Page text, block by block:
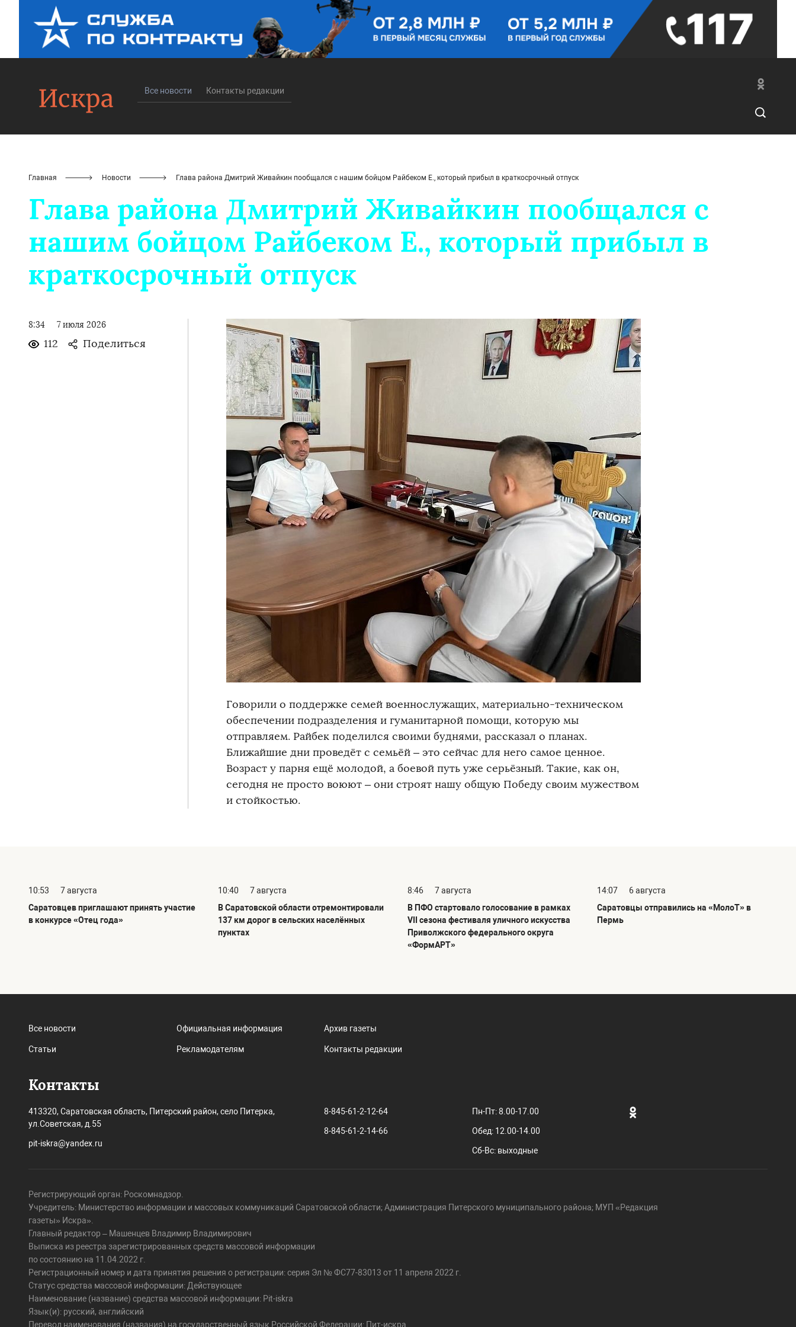
Все новости Контакты редакции
Главная Новости Глава района Дмитрий Живайкин пообщался с нашим бойцом Райбеком Е., который прибыл в краткосрочный отпуск
Глава района Дмитрий Живайкин пообщался с
нашим бойцом Райбеком Е., который прибыл в
краткосрочный отпуск
8:34 7 июля 2026
112 Поделиться
Говорили о поддержке семей военнослужащих, материально-техническом
обеспечении подразделения и гуманитарной помощи, которую мы
отправляем. Райбек поделился своими буднями, рассказал о планах.
Ближайшие дни проведёт с семьёй – это сейчас для него самое ценное.
Возраст у парня ещё молодой, а боевой путь уже серьёзный. Такие, как он,
сегодня не просто воюют – они строят нашу общую Победу своим мужеством
и стойкостью.
10:53
7 августа
Саратовцев приглашают принять участие
в конкурсе «Отец года»
10:40
7 августа
В Саратовской области отремонтировали
137 км дорог в сельских населённых
пунктах
8:46
7 августа
В ПФО стартовало голосование в рамках
VII сезона фестиваля уличного искусства
Приволжского федерального округа
«ФормАРТ»
14:07
6 августа
Саратовцы отправились на «МолоТ» в
Пермь
Все новости
Статьи
Официальная информация
Рекламодателям
Архив газеты
Контакты редакции
Контакты
413320, Саратовская область, Питерский район, село Питерка,
ул.Советская, д.55
pit-iskra@yandex.ru
8-845-61-2-12-64
8-845-61-2-14-66
Пн-Пт: 8.00-17.00
Обед: 12.00-14.00
Сб-Вс: выходные
Регистрирующий орган: Роскомнадзор.
Учредитель: Министерство информации и массовых коммуникаций Саратовской области; Администрация Питерского муниципального района; МУП «Редакция
газеты» Искра».
Главный редактор – Машенцев Владимир Владимирович
Выписка из реестра зарегистрированных средств массовой информации
по состоянию на 11.04.2022 г.
Регистрационный номер и дата принятия решения о регистрации: серия Эл № ФС77-83013 от 11 апреля 2022 г.
Статус средства массовой информации: Действующее
Наименование (название) средства массовой информации: Pit-iskra
Язык(и): русский, английский
Перевод наименования (названия) на государственный язык Российской Федерации: Пит-искра